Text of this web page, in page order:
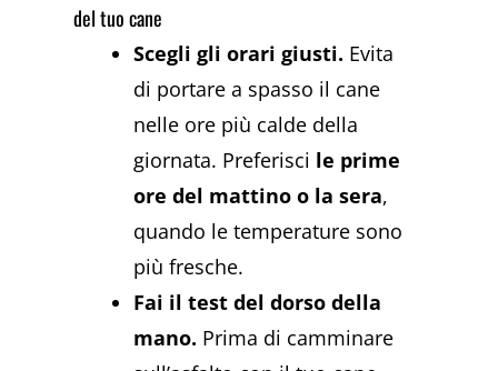
del tuo cane
Scegli gli orari giusti. Evita
di portare a spasso il cane
nelle ore più calde della
giornata. Preferisci le prime
ore del mattino o la sera,
quando le temperature sono
più fresche.
Fai il test del dorso della
mano. Prima di camminare